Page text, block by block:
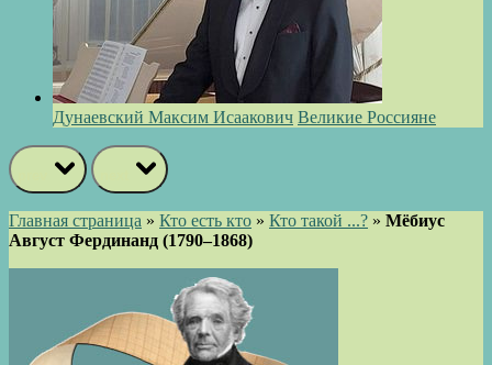
Дунаевский Максим Исаакович Великие Россияне
Главная страница » Кто есть кто » Кто такой ...? » Мёбиус
Август Фердинанд (1790–1868)